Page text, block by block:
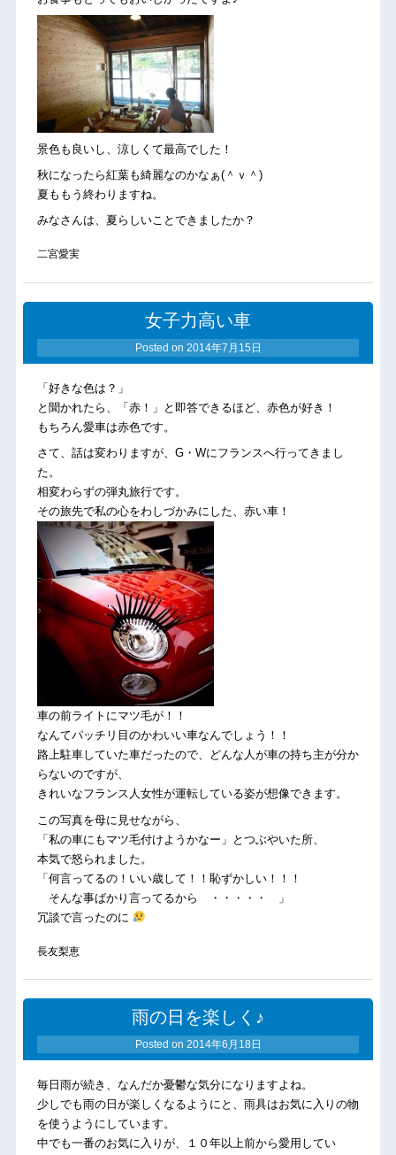
景色も良いし、涼しくて最高でした！
秋になったら紅葉も綺麗なのかなぁ(＾ｖ＾)
夏ももう終わりますね。
みなさんは、夏らしいことできましたか？
二宮愛実
女子力高い車
Posted on 2014年7月15日
「好きな色は？」
と聞かれたら、「赤！」と即答できるほど、赤色が好き！
もちろん愛車は赤色です。
さて、話は変わりますが、G・Wにフランスへ行ってきまし
た。
相変わらずの弾丸旅行です。
その旅先で私の心をわしづかみにした、赤い車！
車の前ライトにマツ毛が！！
なんてパッチリ目のかわいい車なんでしょう！！
路上駐車していた車だったので、どんな人が車の持ち主が分か
らないのですが、
きれいなフランス人女性が運転している姿が想像できます。
この写真を母に見せながら、
「私の車にもマツ毛付けようかなー」とつぶやいた所、
本気で怒られました。
「何言ってるの！いい歳して！！恥ずかしい！！！
そんな事ばかり言ってるから ・・・・・ 」
冗談で言ったのに
長友梨恵
雨の日を楽しく♪
Posted on 2014年6月18日
毎日雨が続き、なんだか憂鬱な気分になりますよね。
少しでも雨の日が楽しくなるようにと、雨具はお気に入りの物
を使うようにしています。
中でも一番のお気に入りが、１０年以上前から愛用してい